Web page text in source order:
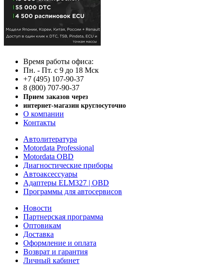
Время работы офиса:
Пн. - Пт. с 9 до 18 Мск
+7 (495) 107-90-37
8 (800) 707-90-37
Прием заказов через
интернет-магазин круглосуточно
О компании
Контакты
Автолитература
Motordata Professional
Motordata OBD
Диагностические приборы
Автоаксессуары
Адаптеры ELM327 | OBD
Программы для автосервисов
Новости
Партнерская программа
Оптовикам
Доставка
Оформление и оплата
Возврат и гарантия
Личный кабинет